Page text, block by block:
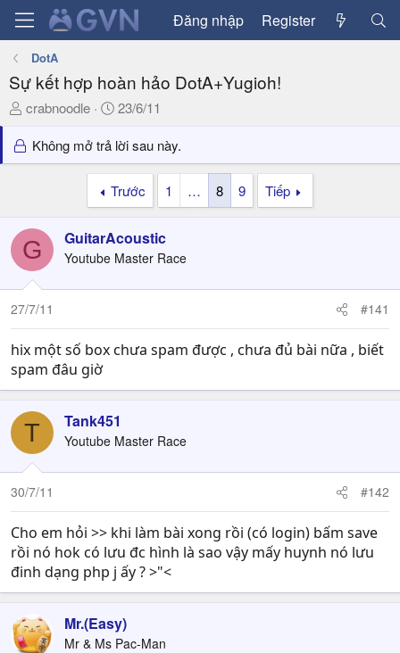
Đăng nhập Register
DotA
Sự kết hợp hoàn hảo DotA+Yugioh!
T
r
e
t
a
r
e
r
crabnoodle
N
à
y
ử
23/6/11
Không mở trả lời sau này.
Trước 1 … 8 9 Tiếp
G GuitarAcoustic
Youtube Master Race
27/7/11 #141
hix một số box chưa spam được , chưa đủ bài nữa , biết
spam đâu giờ
T Tank451
Youtube Master Race
30/7/11 #142
Cho em hỏi >> khi làm bài xong rồi (có login) bấm save
rồi nó hok có lưu đc hình là sao vậy mấy huynh nó lưu
đinh dạng php j ấy ? >"<
Mr.(Easy)
Mr & Ms Pac-Man